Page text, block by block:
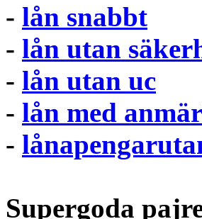
- lån snabbt
- lån utan
- lån utan uc
- lån med
-
Supergoda